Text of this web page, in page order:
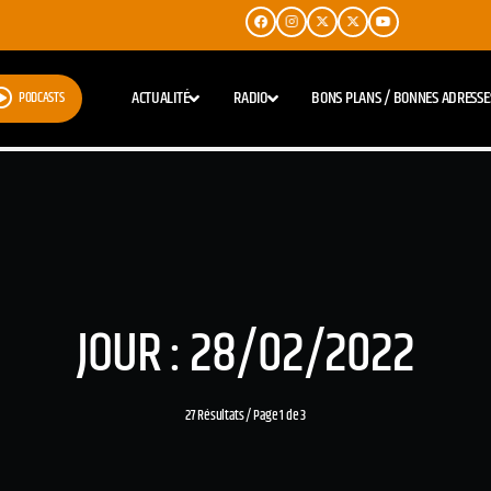
PODCASTS ACTUALITÉ RADIO BONS PLANS / BONNES
JOUR : 28/02/2022
27 Résultats / Page 1 de 3